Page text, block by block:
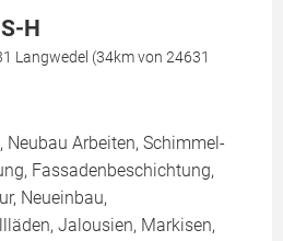
H
Langwedel (34km von 24631
Neubau Arbeiten, Schimmel-
Fassadenbeschichtung,
Neueinbau,
Jalousien, Markisen,